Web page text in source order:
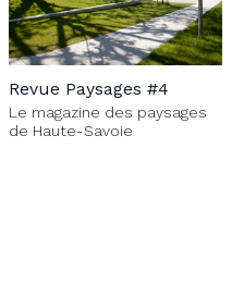
Revue Paysages #4
Le magazine des paysages
de Haute-Savoie